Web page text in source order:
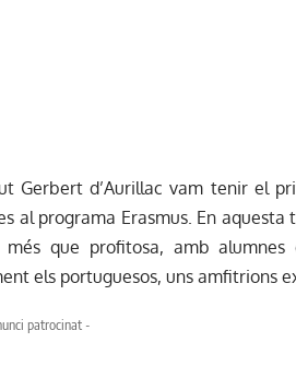
Gerbert d’Aurillac vam tenir el
al programa Erasmus. En aquesta
que profitosa, amb alumnes
els portuguesos, uns amfitrions
patrocinat -